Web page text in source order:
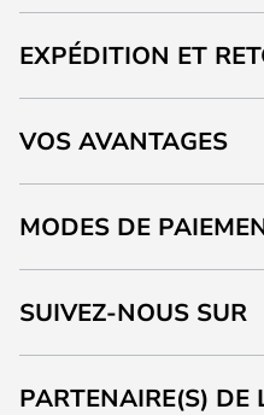
EXPÉDITION ET
VOS AVANTAGES
MODES DE
SUIVEZ-NOUS SUR
PARTENAIRE(S) DE